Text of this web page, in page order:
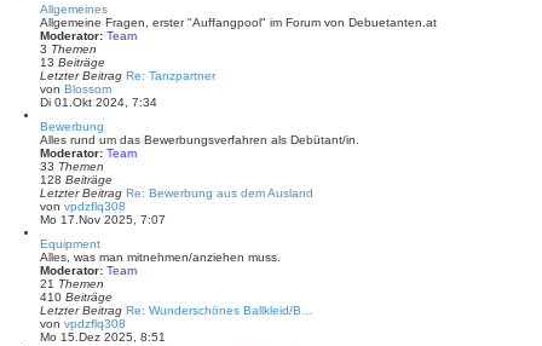
Allgemeines
Allgemeine Fragen, erster "Auffangpool" im Forum von Debuetanten.at
Moderator: Team
3 Themen
13 Beiträge
Letzter Beitrag Re: Tanzpartner
von BlossomN
e
s
t
r
B
e
i
a
g
Di 01.Okt 2024, 7:34
Bewerbung
Alles rund um das Bewerbungsverfahren als Debütant/in.
Moderator: Team
33 Themen
128 Beiträge
Letzter Beitrag Re: Bewerbung aus dem Ausland
von vpdzflq308
e
s
t
B
i
Mo 17.Nov 2025, 7:07
Equipment
Alles, was man mitnehmen/anziehen muss.
Moderator: Team
21 Themen
410 Beiträge
Letzter Beitrag Re: Wunderschönes Ballkleid/B…
von vpdzflq308
e
Mo 15.Dez 2025, 8:51